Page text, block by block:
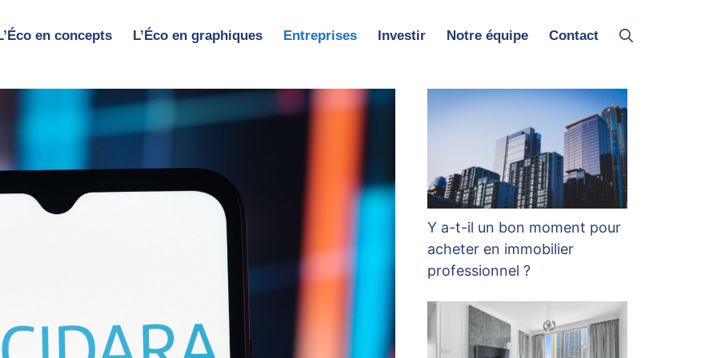
en concepts L’Éco en graphiques Entreprises Investir Notre équipe Contact
Y a-t-il un bon moment pour
acheter en immobilier
professionnel ?